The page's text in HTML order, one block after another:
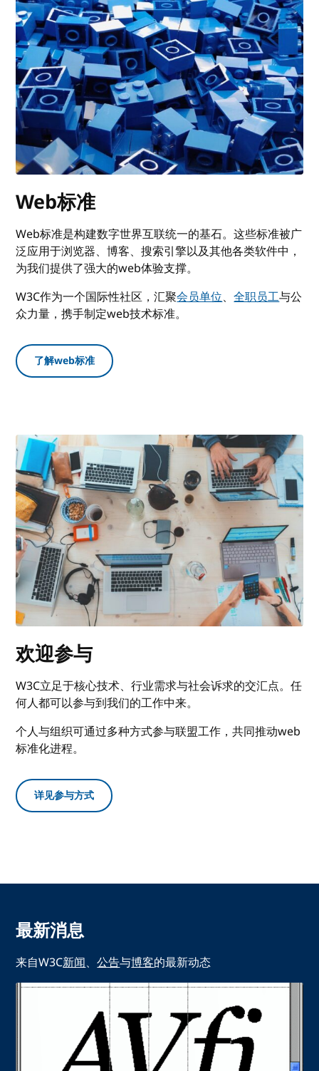
Web标准
Web标准是构建数字世界互联统一的基石。这些标准被广
泛应用于浏览器、博客、搜索引擎以及其他各类软件中，
为我们提供了强大的web体验支撑。
W3C作为一个国际性社区，汇聚会员单位、全职员工与公
众力量，携手制定web技术标准。
了解web标准
欢迎参与
W3C立足于核心技术、行业需求与社会诉求的交汇点。任
何人都可以参与到我们的工作中来。
个人与组织可通过多种方式参与联盟工作，共同推动web
标准化进程。
详见参与方式
最新消息
来自W3C新闻、公告与博客的最新动态